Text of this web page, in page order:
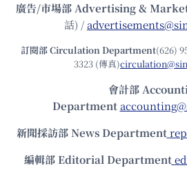
廣告/市場部Advertising &
話) /
訂閱部 Circulation Department(626)
3323 (傳真)
會計部
Department
新聞採訪部 News Department
編輯部 Editorial Department